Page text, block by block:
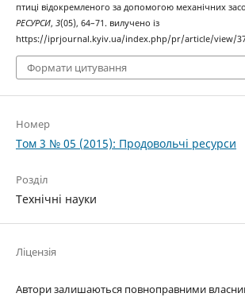
птиці відокремленого за допомогою механічних
РЕСУРСИ, 3(05), 64–71. вилучено із
https://iprjournal.kyiv.ua/index.php/pr/article/view/
Формати цитування
Номер
Том 3 № 05 (2015): Продовольчі ресурси
Розділ
Технічні науки
Ліцензія
Автори залишаються повноправними